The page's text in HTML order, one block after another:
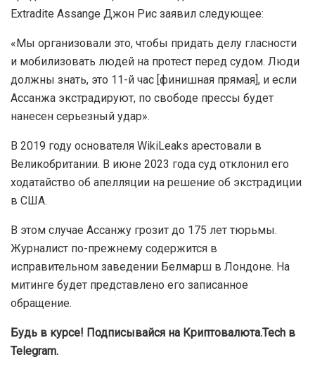
Extradite Assange Джон Рис заявил следующее:
«Мы организовали это, чтобы придать делу гласности
и мобилизовать людей на протест перед судом. Люди
должны знать, это 11-й час [финишная прямая], и если
Ассанжа экстрадируют, по свободе прессы будет
нанесен серьезный удар».
В 2019 году основателя WikiLeaks арестовали в
Великобритании. В июне 2023 года суд отклонил его
ходатайство об апелляции на решение об экстрадиции
в США.
В этом случае Ассанжу грозит до 175 лет тюрьмы.
Журналист по-прежнему содержится в
исправительном заведении Белмарш в Лондоне. На
митинге будет представлено его записанное
обращение.
Будь в курсе! Подписывайся на Криптовалюта.Tech в
Telegram.